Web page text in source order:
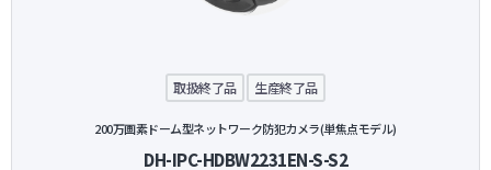
取扱終了品 生産終了品
200万画素ドーム型ネットワーク防犯カメラ(単焦点モデル)
DH-IPC-HDBW2231EN-S-S2